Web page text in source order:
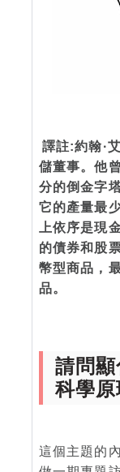
譯註:約翰·
儲董事。他
分的倒金字
它的產量最
上依序是現
的債券和股
幣型商品，
品。
請問
科學原
這個主題的